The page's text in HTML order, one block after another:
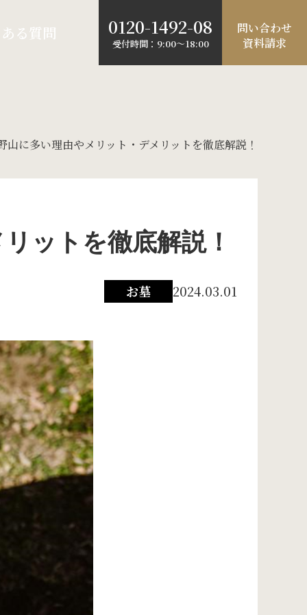
る質問 0120-1492-08
受付時間：9:00～18:00
問い合わせ
資料請求
山に多い理由やメリット・デメリットを徹底解説！
ットを徹底解説！
お墓 2024.03.01